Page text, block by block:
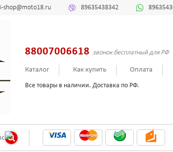
i-shop@moto18.ru 89635438342
88007006618 звонок бесплатный для РФ
Каталог Как купить Оплата
Все товары в наличии. Доставка по РФ.